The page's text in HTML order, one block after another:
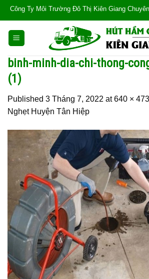
Skip
content
Ty Môi Trường Đô Thị Kiên Giang Chuyên:
binh-minh-dia-chi-thong-
(1)
Published 3 Tháng 7, 2022 at640 × 473
Nghẹt Huyện Tân Hiệp